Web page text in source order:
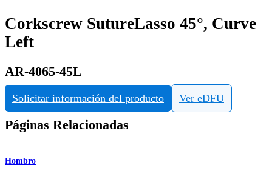
Corkscrew SutureLasso 45°, Curve
Left
AR-4065-45L
Solicitar información del producto Ver eDFU
Páginas Relacionadas
Hombro